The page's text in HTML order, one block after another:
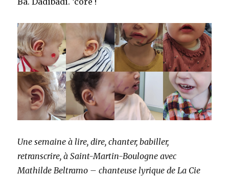
Une semaine à lire, dire, chanter, babiller,
retranscrire, à Saint-Martin-Boulogne avec
Mathilde Beltramo – chanteuse lyrique de La Cie